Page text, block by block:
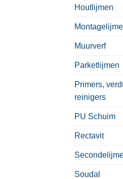
Houtlijmen
Muurverf
Parketlijmen
Primers,
reinigers
PU Schuim
Rectavit
Soudal